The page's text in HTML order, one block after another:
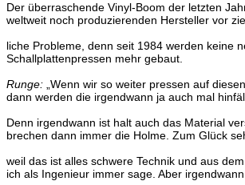
Der überraschende Vinyl-Boom der letzten
weltweit noch produzierenden Hersteller vor
liche Probleme, denn seit 1984 werden keine
Schallplattenpressen mehr gebaut.
Runge: „Wenn wir so weiter pressen auf
dann werden die irgendwann ja auch mal
Denn irgendwann ist halt auch das Material
brechen dann immer die Holme. Zum Glück
weil das ist alles schwere Technik und aus dem
ich als Ingenieur immer sage. Aber